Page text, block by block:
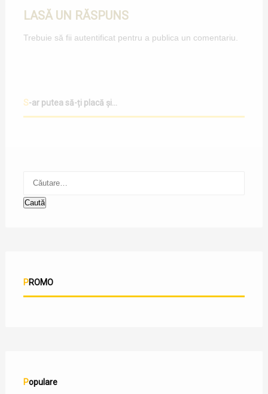
LASĂ UN RĂSPUNS
Trebuie să fii autentificatpentru a publica un comentariu.
S-ar putea să-ți placă și...
PROMO
Populare